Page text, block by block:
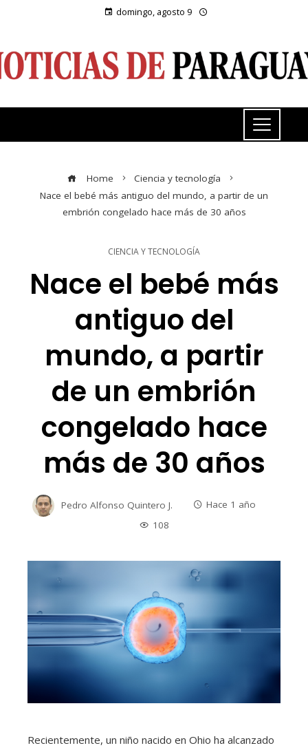
domingo, agosto 9
Home
Ciencia y tecnología
Nace el bebé más antiguo del mundo, a partir de un
embrión congelado hace más de 30 años
CIENCIA Y TECNOLOGÍA
Nace el bebé más
antiguo del
mundo, a partir
de un embrión
congelado hace
más de 30 años
Pedro Alfonso Quintero J.
Hace 1 año
108
Recientemente, un niño nacido en Ohio ha alcanzado